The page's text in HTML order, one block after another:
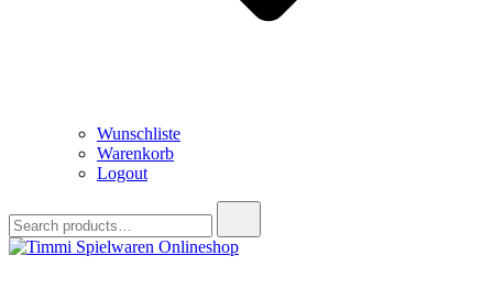
Wunschliste
Warenkorb
Logout
for: